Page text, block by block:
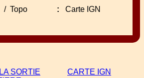
/ Topo : Carte IGN
SORTIE
CARTE IGN